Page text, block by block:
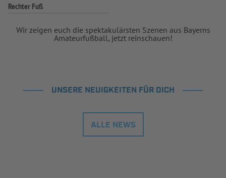
Rechter Fuß
Wir zeigen euch die spektakulärsten Szenen aus Bayerns
Amateurfußball, jetzt reinschauen!
UNSERE NEUIGKEITEN FÜR DICH
ALLE NEWS